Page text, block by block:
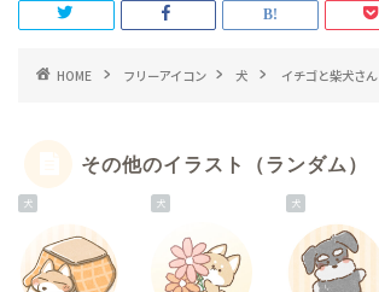
HOME フリーアイコン 犬 イチゴと柴犬さん
その他のイラスト（ランダム）
犬 犬 犬